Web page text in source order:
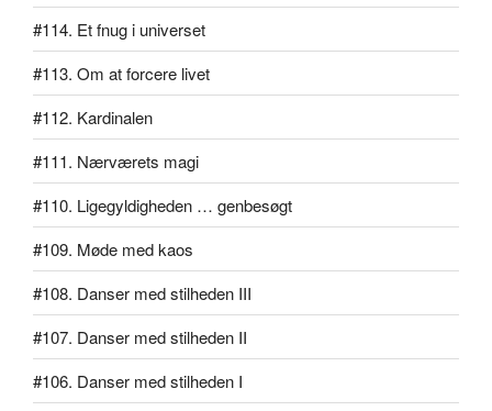
#114. Et fnug i universet
#113. Om at forcere livet
#112. Kardinalen
#111. Nærværets magi
#110. Ligegyldigheden … genbesøgt
#109. Møde med kaos
#108. Danser med stilheden III
#107. Danser med stilheden II
#106. Danser med stilheden I